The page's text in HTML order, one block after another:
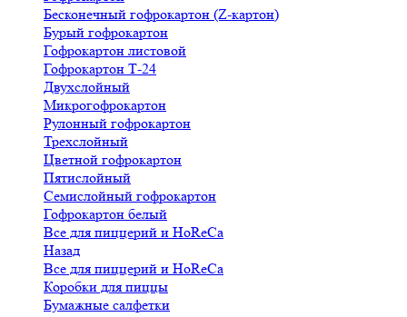
Бесконечный гофрокартон (Z-картон)
Бурый гофрокартон
Гофрокартон листовой
Гофрокартон Т-24
Двухслойный
Микрогофрокартон
Рулонный гофрокартон
Трехслойный
Цветной гофрокартон
Пятислойный
Семислойный гофрокартон
Гофрокартон белый
Все для пиццерий и HoReCa
Назад
Все для пиццерий и HoReCa
Коробки для пиццы
Бумажные салфетки